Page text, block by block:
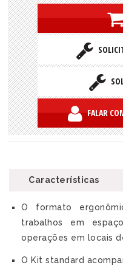
FALAR
Características
O formato
trabalhos em
operações em locais
O Kit standard